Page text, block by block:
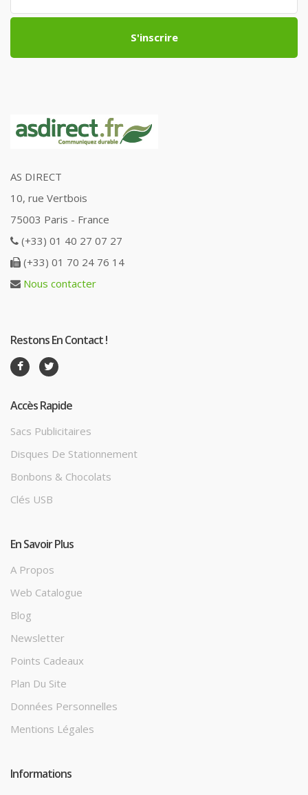
S'inscrire
AS DIRECT
10, rue Vertbois
75003 Paris - France
(+33) 01 40 27 07 27
(+33) 01 70 24 76 14
Nous contacter
Restons En Contact !
Accès Rapide
Sacs Publicitaires
Disques De Stationnement
Bonbons & Chocolats
Clés USB
En Savoir Plus
A Propos
Web Catalogue
Blog
Newsletter
Points Cadeaux
Plan Du Site
Données Personnelles
Mentions Légales
Informations